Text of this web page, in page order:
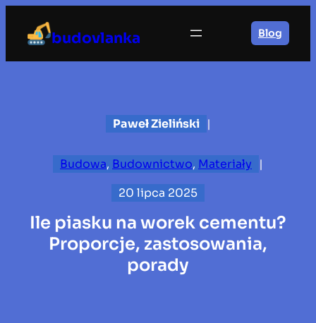
treści
budovlanka Blog
Paweł Zieliński |
Budowa, Budownictwo, Materiały
|
20 lipca 2025
Ile piasku na worek cementu?
Proporcje, zastosowania,
porady